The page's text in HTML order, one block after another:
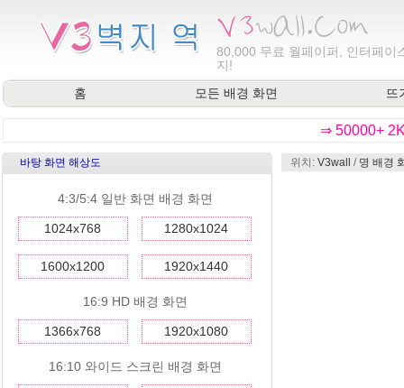
80,000 무료 월페이퍼, 인터페이
지!
홈
모든 배경 화면 뜨
⇒ 50000+
바탕 화면 해상도
4:3/5:4 일반 화면 배경 화면
1024x768 1280x1024
1600x1200 1920x1440
16:9 HD 배경 화면
1366x768 1920x1080
16:10 와이드 스크린 배경 화면
위치: V3wall / 명 배경